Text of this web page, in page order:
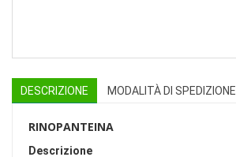
DESCRIZIONE MODALITÀ DI SPEDIZIONE
RINOPANTEINA
Descrizione